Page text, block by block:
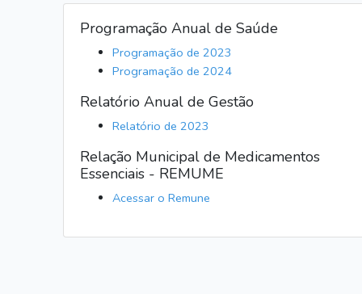
Programação Anual de Saúde
Programação de 2023
Programação de 2024
Relatório Anual de Gestão
Relatório de 2023
Relação Municipal de Medicamentos
Essenciais - REMUME
Acessar o Remune